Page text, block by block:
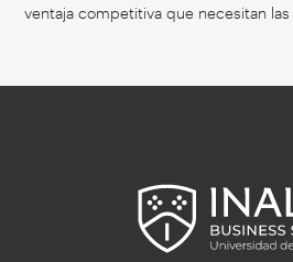
ventaja competitiva que necesitan las